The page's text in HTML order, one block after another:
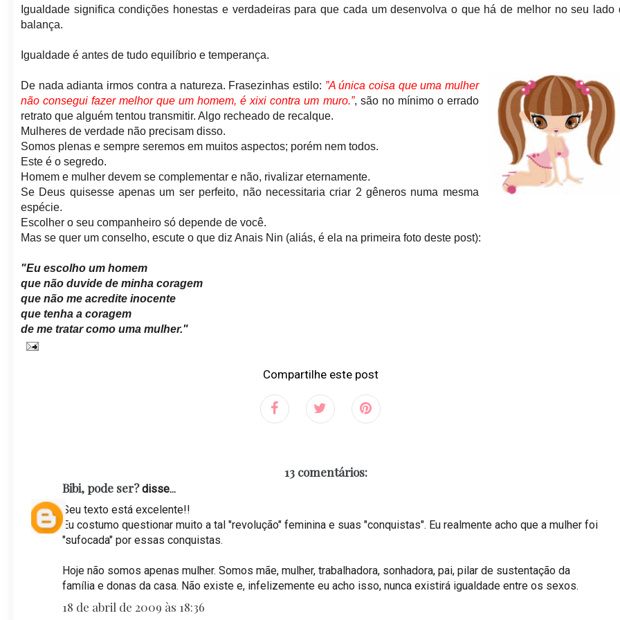
Igualdade significa condições honestas e verdadeiras para que cada um desenvolva o que há de melhor no seu lado
balança.
Igualdade é antes de tudo equilíbrio e temperança.
De nada adianta irmos contra a natureza. Frasezinhas estilo: ”A única coisa que uma mulher
não consegui fazer melhor que um homem, é xixi contra um muro.”, são no mínimo o errado
retrato que alguém tentou transmitir. Algo recheado de recalque.
Mulheres de verdade não precisam disso.
Somos plenas e sempre seremos em muitos aspectos; porém nem todos.
Este é o segredo.
Homem e mulher devem se complementar e não, rivalizar eternamente.
Se Deus quisesse apenas um ser perfeito, não necessitaria criar 2 gêneros numa mesma
espécie.
Escolher o seu companheiro só depende de você.
Mas se quer um conselho, escute o que diz Anais Nin (aliás, é ela na primeira foto deste post):
"Eu escolho um homem
que não duvide de minha coragem
que não me acredite inocente
que tenha a coragem
de me tratar como uma mulher."
Compartilhe este post
13 comentários:
Bibi, pode ser?disse...
Seu texto está excelente!!
Eu costumo questionar muito a tal "revolução" feminina e suas "conquistas". Eu realmente acho que a mulher foi
"sufocada" por essas conquistas.
Hoje não somos apenas mulher. Somos mãe, mulher, trabalhadora, sonhadora, pai, pilar de sustentação da
família e donas da casa. Não existe e, infelizemente eu acho isso, nunca existirá igualdade entre os sexos.
18 de abril de 2009 às 18:36